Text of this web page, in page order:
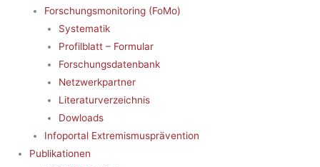
Forschungsmonitoring (FoMo)
Systematik
Profilblatt – Formular
Forschungsdatenbank
Netzwerkpartner
Literaturverzeichnis
Dowloads
Infoportal Extremismusprävention
Publikationen